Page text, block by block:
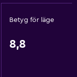
Betyg för läge
8,8